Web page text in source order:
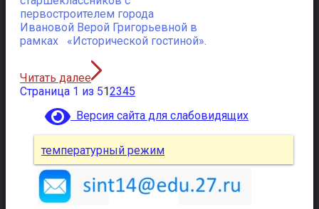
первостроителем города
Ивановой Верой Григорьевной в
рамках «Исторической гостиной».
Читать далее
Страница 1 из 512345
Версия сайта для слабовидящих
температурный режим